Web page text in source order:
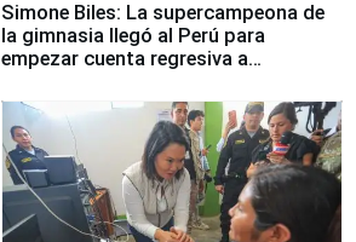
Simone Biles: La supercampeona de
la gimnasia llegó al Perú para
empezar cuenta regresiva a